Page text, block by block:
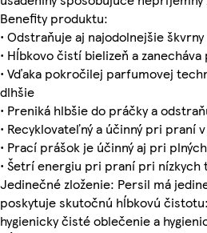
Benefity produktu:
• Odstraňuje aj najodolnejšie
• Hĺbkovo čistí bielizeň a
• Vďaka pokročilej parfumovej
dlhšie
• Preniká hlbšie do práčky a
• Recyklovateľný a účinný pri praní
• Prací prášok je účinný aj pri
• Šetrí energiu pri praní pri nízkych
Jedinečné zloženie: Persil má
poskytuje skutočnú hĺbkovú
hygienicky čisté oblečenie a